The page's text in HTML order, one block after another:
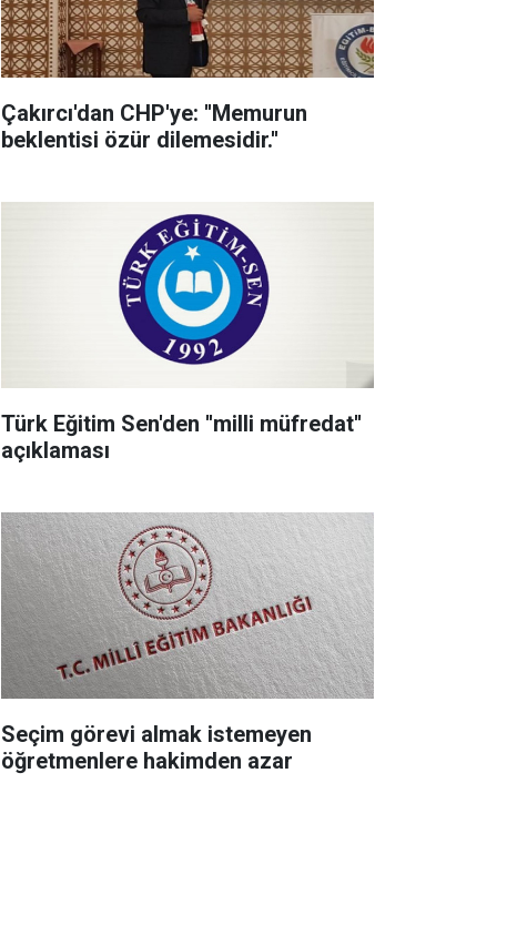
Çakırcı'dan CHP'ye: ''Memurun
beklentisi özür dilemesidir.''
Türk Eğitim Sen'den ''milli müfredat''
açıklaması
Seçim görevi almak istemeyen
öğretmenlere hakimden azar